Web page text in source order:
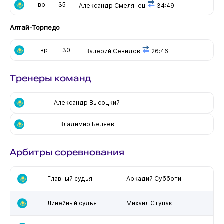
вр 35 Александр Смелянец 34:49
Алтай-Торпедо
вр 30 Валерий Севидов 26:46
Тренеры команд
Александр Высоцкий
Владимир Беляев
Арбитры соревнования
Главный судья Аркадий Субботин
Линейный судья Михаил Ступак